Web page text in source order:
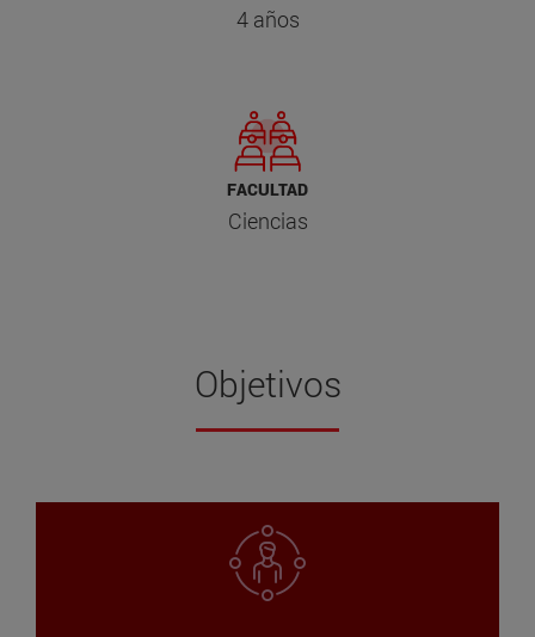
4 años
FACULTAD
Ciencias
Objetivos